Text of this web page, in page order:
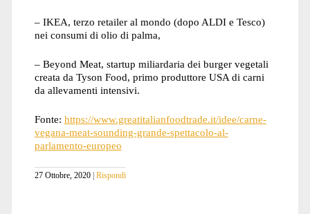
– IKEA, terzo retailer al mondo (dopo ALDI e Tesco)
nei consumi di olio di palma,
– Beyond Meat, startup miliardaria dei burger vegetali
creata da Tyson Food, primo produttore USA di carni
da allevamenti intensivi.
Fonte: https://www.greatitalianfoodtrade.it/idee/carne-
vegana-meat-sounding-grande-spettacolo-al-
parlamento-europeo
27 Ottobre, 2020 Rispondi